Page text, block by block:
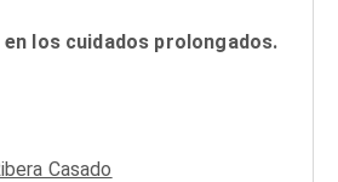
los cuidados prolongados.
Casado